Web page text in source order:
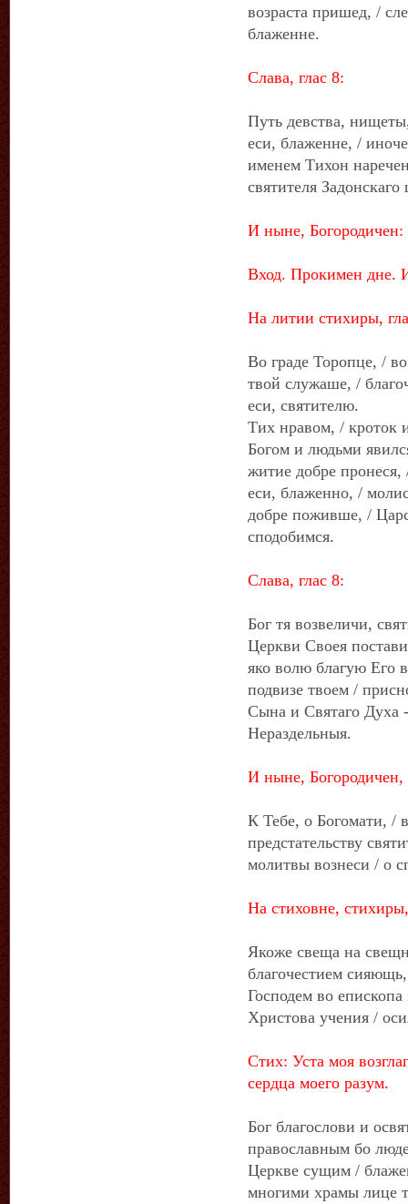
возраста пришед, /
блаженне.
Слава, глас 8:
Путь девства,
еси, блаженне, /
именем Тихон
святителя
И ныне,
Вход. Прокимен дне.
На литии стихиры,
Во граде Торопце, /
твой служаше, /
еси, святителю.
Тих нравом, / кроток
Богом и людьми
житие добре пронеся,
еси, блаженно, /
добре поживше, /
сподобимся.
Слава, глас 8:
Бог тя возвеличи,
Церкви Своея
яко волю благую Его
подвизе твоем /
Сына и Святаго
Нераздельныя.
И ныне, Богородичен,
К Тебе, о Богомати, /
предстательству
молитвы вознеси / о
На стиховне,
Якоже свеща на
благочестием
Господем во
Христова учения /
Стих: Уста моя
сердца моего разум.
Бог благослови и
православным бо
Церкве сущим /
многими храмы лице